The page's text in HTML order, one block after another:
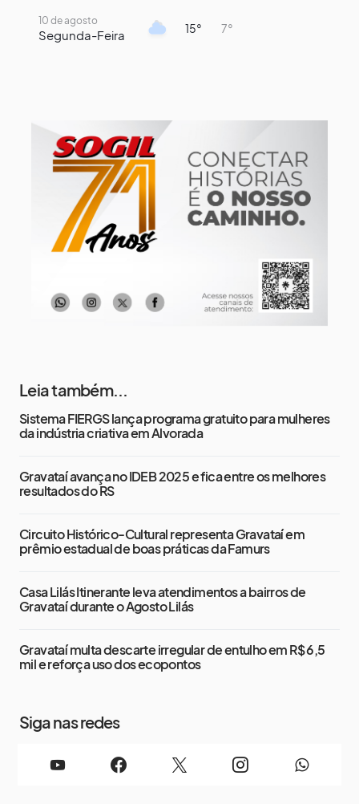
10 de agosto
Segunda-Feira 15° 7°
13 de agosto
Quinta-Feira 19° 14°
14 de agosto
Sexta-Feira 19° 14°
Leia também...
Sistema FIERGS lança programa gratuito para mulheres
da indústria criativa em Alvorada
Gravataí avança no IDEB 2025 e fica entre os melhores
resultados do RS
Circuito Histórico-Cultural representa Gravataí em
prêmio estadual de boas práticas da Famurs
Casa Lilás Itinerante leva atendimentos a bairros de
Gravataí durante o Agosto Lilás
Gravataí multa descarte irregular de entulho em R$ 6,5
mil e reforça uso dos ecopontos
Siga nas redes